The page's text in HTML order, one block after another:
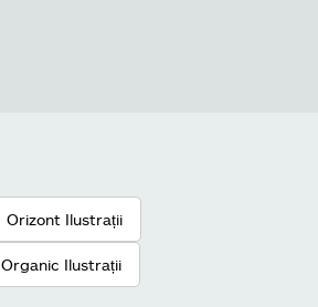
Orizont Ilustrații
Organic Ilustrații